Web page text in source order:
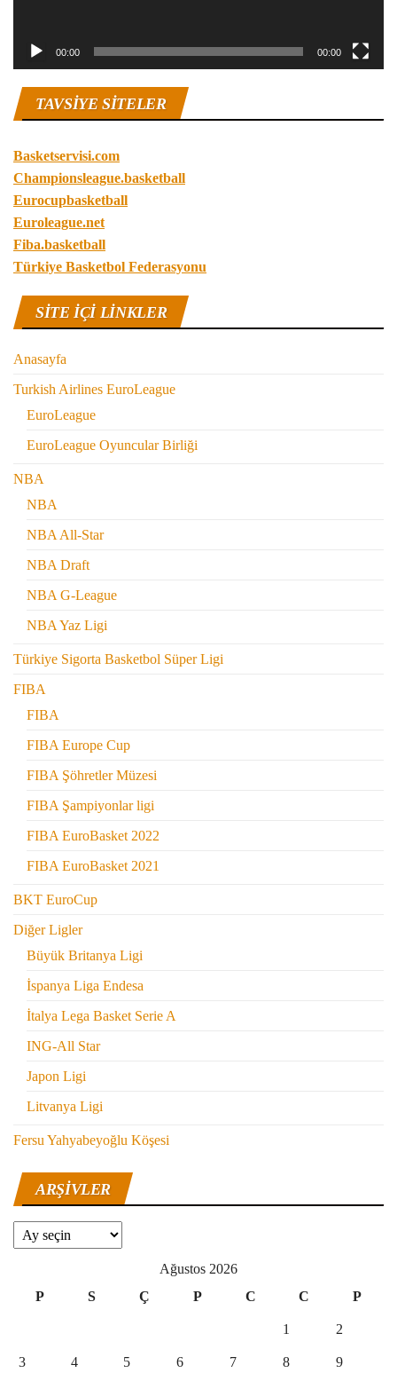
00:00 00:00
TAVSIYE SITELER
Basketservisi.com
Championsleague.basketball
Eurocupbasketball
Euroleague.net
Fiba.basketball
Türkiye Basketbol Federasyonu
SITE IÇI LINKLER
Anasayfa
Turkish Airlines EuroLeague
EuroLeague
EuroLeague Oyuncular Birliği
NBA
NBA
NBA All-Star
NBA Draft
NBA G-League
NBA Yaz Ligi
Türkiye Sigorta Basketbol Süper Ligi
FIBA
FIBA
FIBA Europe Cup
FIBA Şöhretler Müzesi
FIBA Şampiyonlar ligi
FIBA EuroBasket 2022
FIBA EuroBasket 2021
BKT EuroCup
Diğer Ligler
Büyük Britanya Ligi
İspanya Liga Endesa
İtalya Lega Basket Serie A
ING-All Star
Japon Ligi
Litvanya Ligi
Fersu Yahyabeyoğlu Köşesi
ARŞIVLER
Arşivler
Ağustos 2026
P
S Ç P C C P
1 2
3 4 5 6 7 8 9